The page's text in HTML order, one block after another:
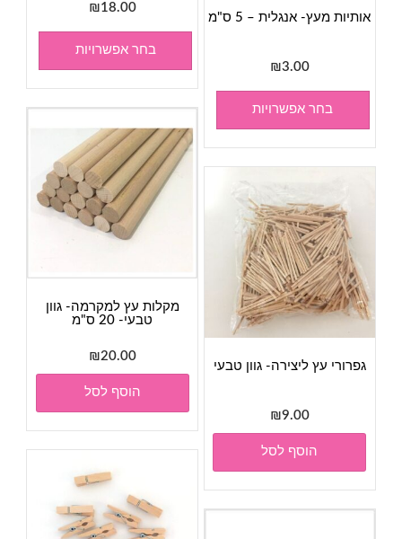
₪18.00
בחר אפשרויות
אותיות מעץ- אנגלית – 5 ס"מ
₪3.00
בחר אפשרויות
מקלות עץ למקרמה- גוון
טבעי- 20 ס"מ
₪20.00
הוסף לסל
גפרורי עץ ליצירה- גוון טבעי
₪9.00
הוסף לסל